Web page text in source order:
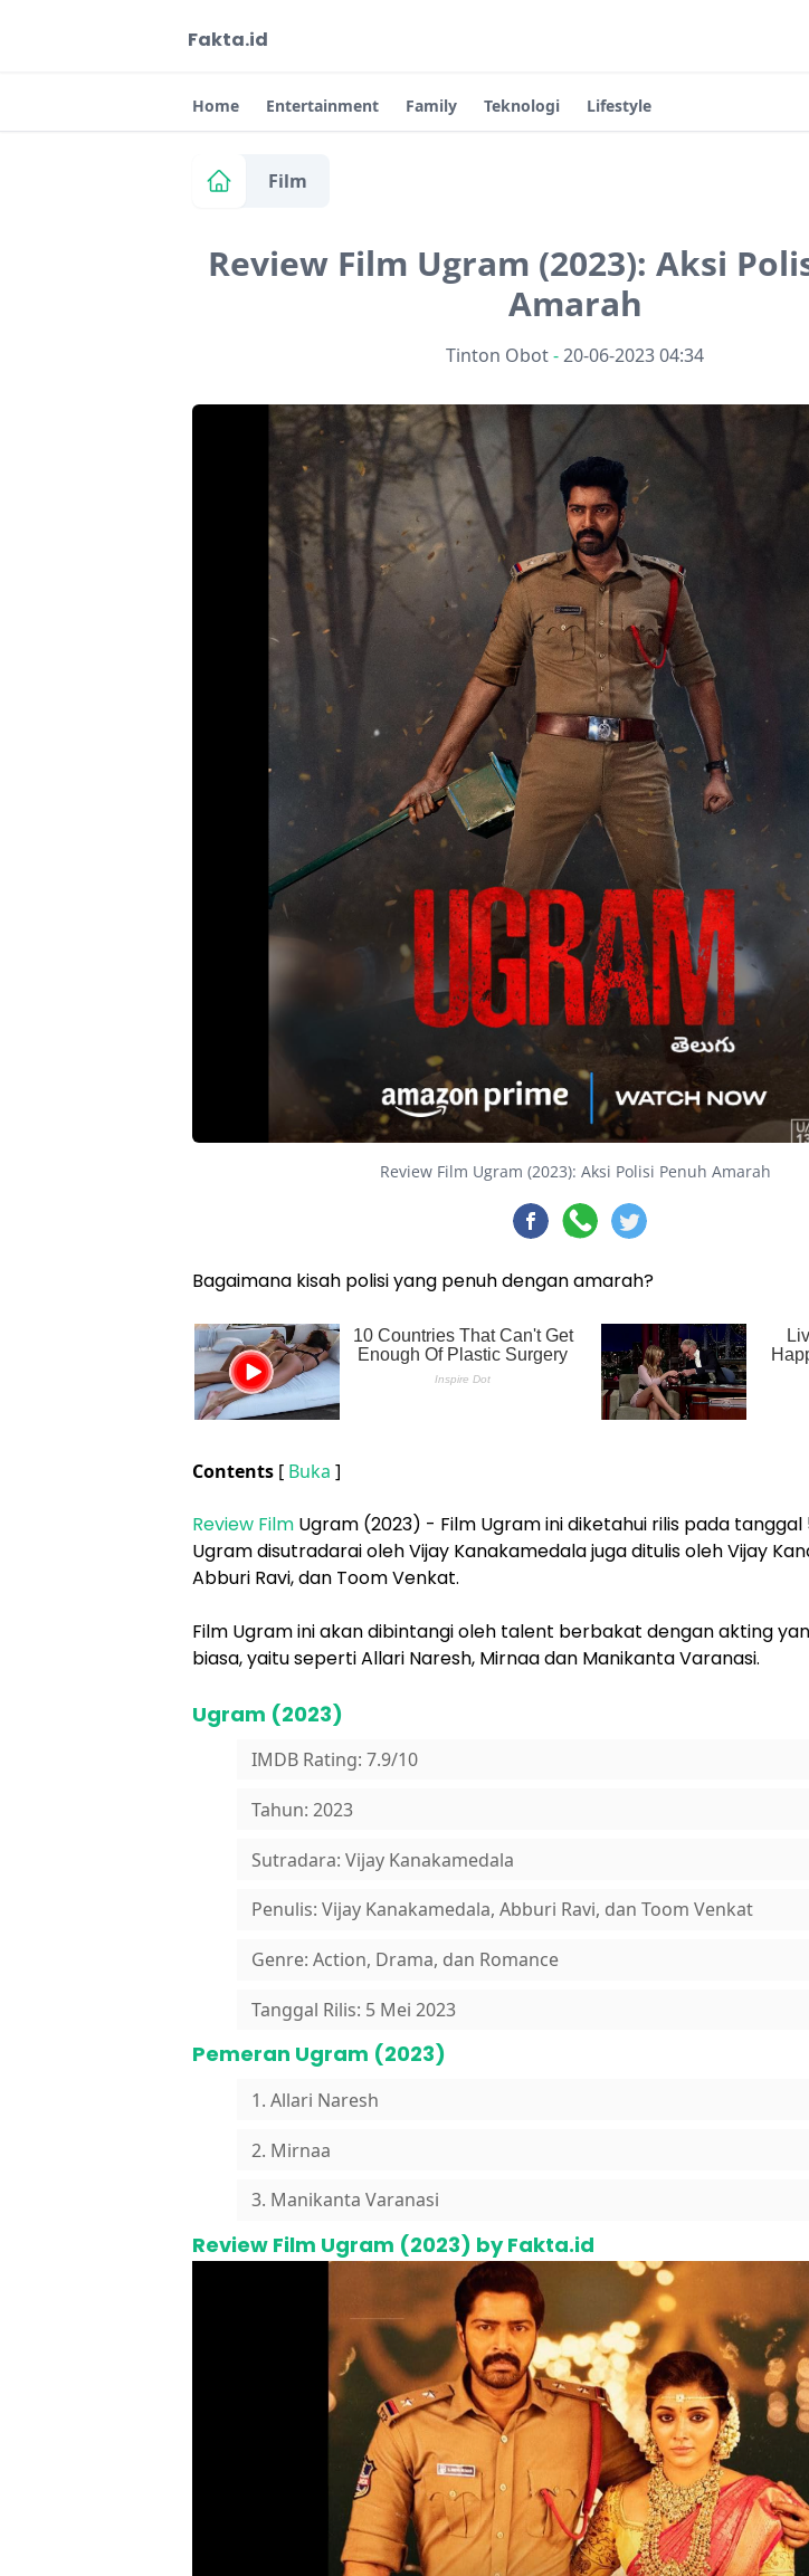
Fakta.id
Home Entertainment Family Teknologi Lifestyle
Film
Review Film Ugram (2023): Aksi
Amarah
Tinton Obot-20-06-2023 04:34
Review Film Ugram (2023): Aksi Polisi Penuh Amarah
Bagaimana kisah polisi yang penuh dengan amarah?
Contents [ Buka ]
Review Film Ugram (2023) - Film Ugram ini diketahui rilis pada tanggal
Ugram disutradarai oleh Vijay Kanakamedala juga ditulis oleh Vijay
Abburi Ravi, dan Toom Venkat.
Film Ugram ini akan dibintangi oleh talent berbakat dengan akting
biasa, yaitu seperti Allari Naresh, Mirnaa dan Manikanta Varanasi.
Ugram (2023)
IMDB Rating: 7.9/10
Tahun: 2023
Sutradara: Vijay Kanakamedala
Penulis: Vijay Kanakamedala, Abburi Ravi, dan Toom Venkat
Genre: Action, Drama, dan Romance
Tanggal Rilis: 5 Mei 2023
Pemeran Ugram (2023)
1. Allari Naresh
2. Mirnaa
3. Manikanta Varanasi
Review Film Ugram (2023) by Fakta.id